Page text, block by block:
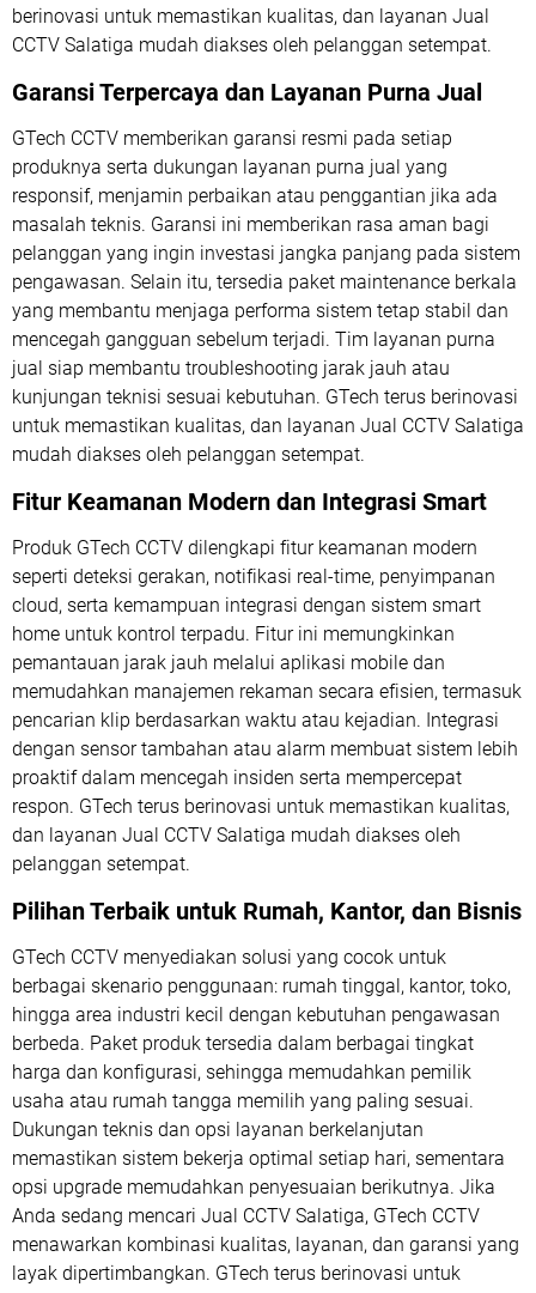
berinovasi untuk memastikan kualitas, dan layanan Jual
CCTV Salatiga mudah diakses oleh pelanggan setempat.
Garansi Terpercaya dan Layanan Purna Jual
GTech CCTV memberikan garansi resmi pada setiap
produknya serta dukungan layanan purna jual yang
responsif, menjamin perbaikan atau penggantian jika ada
masalah teknis. Garansi ini memberikan rasa aman bagi
pelanggan yang ingin investasi jangka panjang pada sistem
pengawasan. Selain itu, tersedia paket maintenance berkala
yang membantu menjaga performa sistem tetap stabil dan
mencegah gangguan sebelum terjadi. Tim layanan purna
jual siap membantu troubleshooting jarak jauh atau
kunjungan teknisi sesuai kebutuhan. GTech terus berinovasi
untuk memastikan kualitas, dan layanan Jual CCTV Salatiga
mudah diakses oleh pelanggan setempat.
Fitur Keamanan Modern dan Integrasi Smart
Produk GTech CCTV dilengkapi fitur keamanan modern
seperti deteksi gerakan, notifikasi real-time, penyimpanan
cloud, serta kemampuan integrasi dengan sistem smart
home untuk kontrol terpadu. Fitur ini memungkinkan
pemantauan jarak jauh melalui aplikasi mobile dan
memudahkan manajemen rekaman secara efisien, termasuk
pencarian klip berdasarkan waktu atau kejadian. Integrasi
dengan sensor tambahan atau alarm membuat sistem lebih
proaktif dalam mencegah insiden serta mempercepat
respon. GTech terus berinovasi untuk memastikan kualitas,
dan layanan Jual CCTV Salatiga mudah diakses oleh
pelanggan setempat.
Pilihan Terbaik untuk Rumah, Kantor, dan Bisnis
GTech CCTV menyediakan solusi yang cocok untuk
berbagai skenario penggunaan: rumah tinggal, kantor, toko,
hingga area industri kecil dengan kebutuhan pengawasan
berbeda. Paket produk tersedia dalam berbagai tingkat
harga dan konfigurasi, sehingga memudahkan pemilik
usaha atau rumah tangga memilih yang paling sesuai.
Dukungan teknis dan opsi layanan berkelanjutan
memastikan sistem bekerja optimal setiap hari, sementara
opsi upgrade memudahkan penyesuaian berikutnya. Jika
Anda sedang mencari Jual CCTV Salatiga, GTech CCTV
menawarkan kombinasi kualitas, layanan, dan garansi yang
layak dipertimbangkan. GTech terus berinovasi untuk